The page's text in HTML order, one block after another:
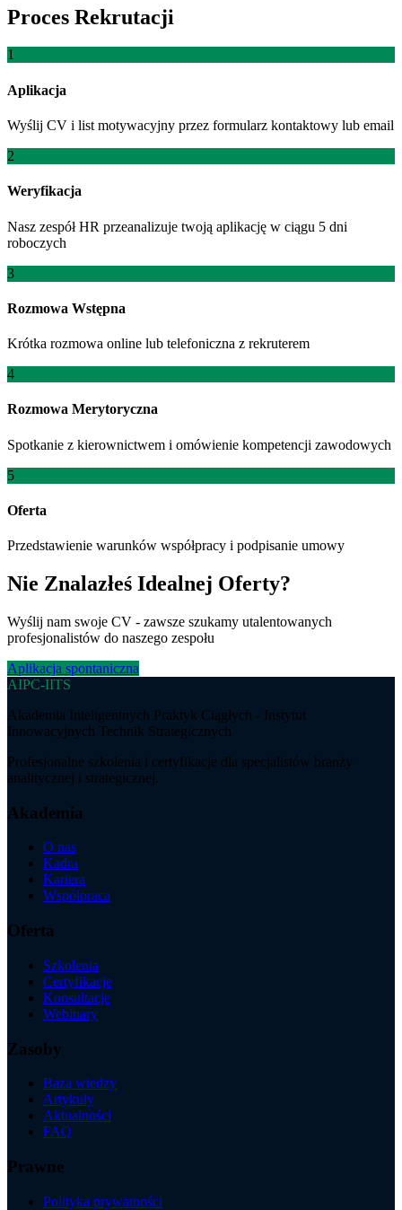
Proces Rekrutacji
1
Aplikacja
Wyślij CV i list motywacyjny przez formularz kontaktowy lub email
2
Weryfikacja
Nasz zespół HR przeanalizuje twoją aplikację w ciągu 5 dni
roboczych
3
Rozmowa Wstępna
Krótka rozmowa online lub telefoniczna z rekruterem
4
Rozmowa Merytoryczna
Spotkanie z kierownictwem i omówienie kompetencji zawodowych
5
Oferta
Przedstawienie warunków współpracy i podpisanie umowy
Nie Znalazłeś Idealnej Oferty?
Wyślij nam swoje CV - zawsze szukamy utalentowanych
profesjonalistów do naszego zespołu
Aplikacja spontaniczna
AIPC-IITS
Akademia Inteligentnych Praktyk Ciągłych - Instytut
Innowacyjnych Technik Strategicznych
Profesjonalne szkolenia i certyfikacje dla specjalistów branży
analitycznej i strategicznej.
Akademia
O nas
Kadra
Kariera
Współpraca
Oferta
Szkolenia
Certyfikacje
Konsultacje
Webinary
Zasoby
Baza wiedzy
Artykuły
Aktualności
FAQ
Prawne
Polityka prywatności